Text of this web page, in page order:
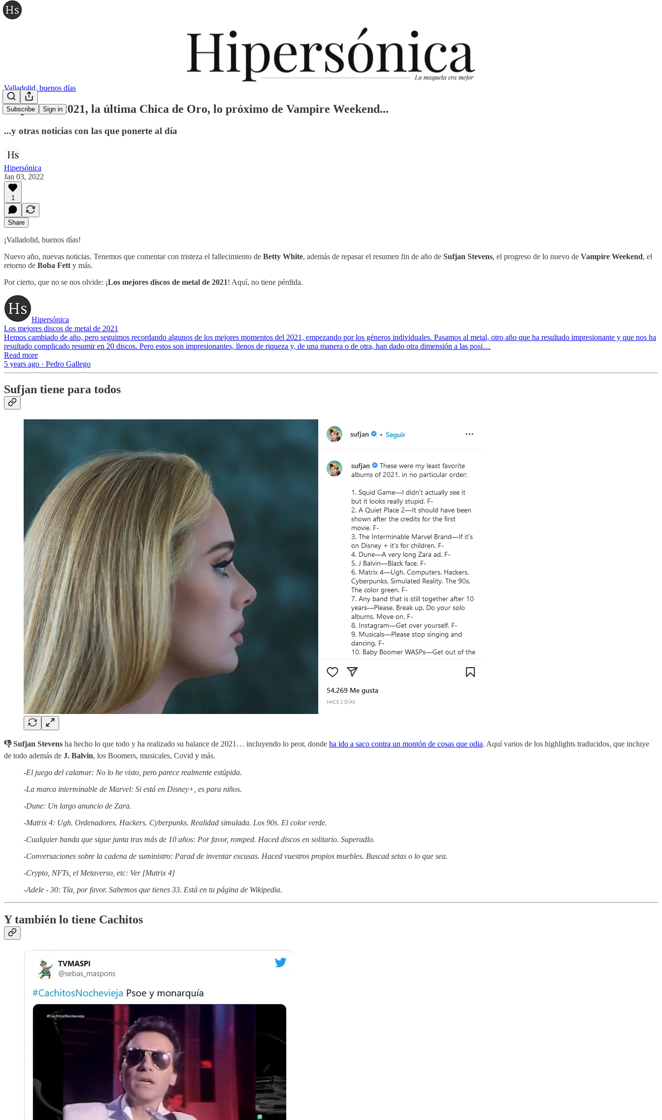
Subscribe Sign in
Valladolid, buenos días
Lo peor de 2021, la última Chica de Oro, lo próximo de Vampire Weekend...
...y otras noticias con las que ponerte al día
Hipersónica
Jan 03, 2022
1
Share
¡Valladolid, buenos días!
Nuevo año, nuevas noticias. Tenemos que comentar con tristeza el fallecimiento de Betty White, además de repasar el resumen fin de año de Sufjan Stevens, el progreso de lo nuevo de Vampire Weekend, el
retorno de Boba Fett y más.
Por cierto, que no se nos olvide: ¡Los mejores discos de metal de 2021! Aquí, no tiene pérdida.
Hipersónica
Los mejores discos de metal de 2021
Hemos cambiado de año, pero seguimos recordando algunos de los mejores momentos del 2021, empezando por los géneros individuales. Pasamos al metal, otro año que ha resultado impresionante y que nos ha
resultado complicado resumir en 20 discos. Pero estos son impresionantes, llenos de riqueza y, de una manera o de otra, han dado otra dimensión a las posi…
Read more
5 years ago · Pedro Gallego
Sufjan tiene para todos
👎 Sufjan Stevens ha hecho lo que todo y ha realizado su balance de 2021… incluyendo lo peor, donde ha ido a saco contra un montón de cosas que odia. Aquí varios de los highlights traducidos, que incluye
de todo además de J. Balvin, los Boomers, musicales, Covid y más.
-El juego del calamar: No lo he visto, pero parece realmente estúpida.
-La marca interminable de Marvel: Si está en Disney+, es para niños.
-Dune: Un largo anuncio de Zara.
-Matrix 4: Ugh. Ordenadores. Hackers. Cyberpunks. Realidad simulada. Los 90s. El color verde.
-Cualquier banda que sigue junta tras más de 10 años: Por favor, romped. Haced discos en solitario. Superadlo.
-Conversaciones sobre la cadena de suministro: Parad de inventar excusas. Haced vuestros propios muebles. Buscad setas o lo que sea.
-Crypto, NFTs, el Metaverso, etc: Ver [Matrix 4]
-Adele - 30: Tía, por favor. Sabemos que tienes 33. Está en tu página de Wikipedia.
Y también lo tiene Cachitos